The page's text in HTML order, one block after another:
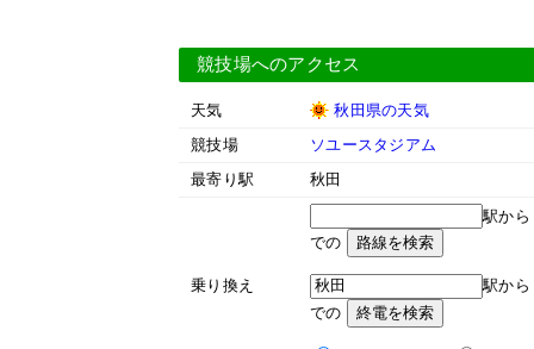
競技場へのアクセス
天気
秋田県の天気
競技場
ソユースタジアム
最寄り駅
秋田
乗り換え
駅か
での
駅か
での